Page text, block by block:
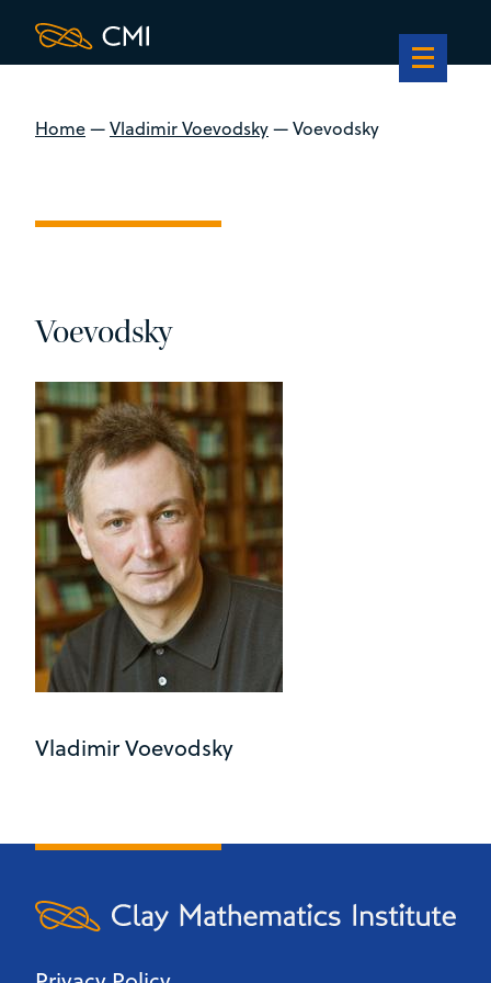
Home—Vladimir Voevodsky—Voevodsky
Voevodsky
Vladimir Voevodsky